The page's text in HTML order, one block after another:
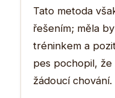
Tato metoda
řešením; měla
tréninkem a
pes pochopil,
žádoucí chování.